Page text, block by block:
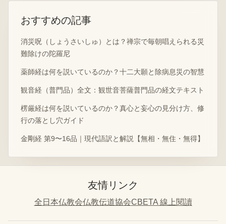
おすすめの記事
消災呪（しょうさいしゅ）とは？禅宗で毎朝唱えられる災
難除けの陀羅尼
薬師経は何を説いているのか？十二大願と除病息災の智慧
観音経（普門品）全文：観世音菩薩普門品の経文テキスト
楞厳経は何を説いているのか？真心と妄心の見分け方、修
行の落とし穴ガイド
金剛経 第9〜16品｜現代語訳と解説【無相・無住・無得】
友情リンク
全日本仏教会仏教伝道協会CBETA 線上閱讀